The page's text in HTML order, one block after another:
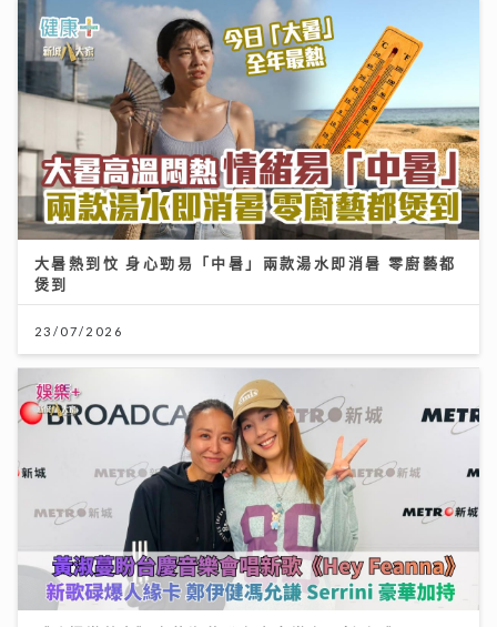
大暑熱到忟 身心勁易「中暑」兩款湯水即消暑 零廚藝都
煲到
23/07/2026